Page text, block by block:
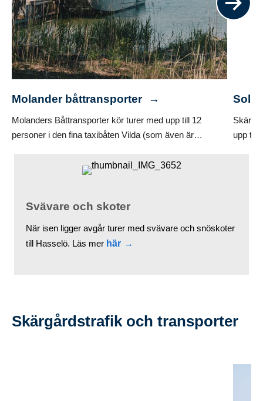
Molander båttransporter
Molanders Båttransporter kör turer med upp till 12
personer i den fina taxibåten Vilda (som även är
ombord och erbjuder både rundturer i skärgården och
upp till
Svävare och skoter
När isen ligger avgår turer med svävare och snöskoter
till Hasselö. Läs mer här
Skärgårdstrafik och transporter